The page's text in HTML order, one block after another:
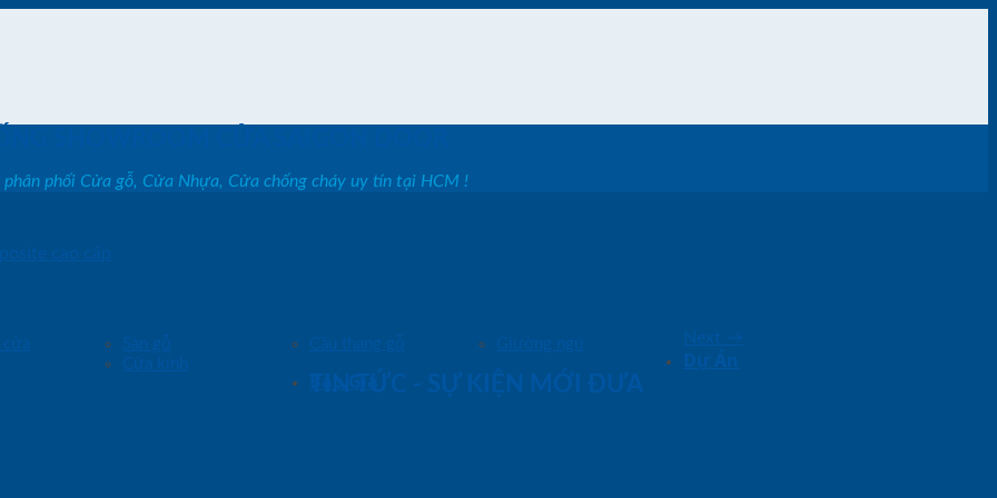
Sàn gỗ Cầu thang gỗ
Giường ngủ
Cửa kính
Dự Án
Báo Giá
phân phối Cửa gỗ, Cửa Nhựa, Cửa chống cháy uy tín tại HCM !
cao cấp
Next
→
TIN TỨC - SỰ KIỆN MỚI ĐƯA